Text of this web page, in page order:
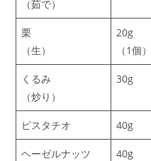
（茹で）
栗
（生）
20g
（1個）
くるみ
（炒り）
30g
ピスタチオ 40g
ヘーゼルナッツ 40g